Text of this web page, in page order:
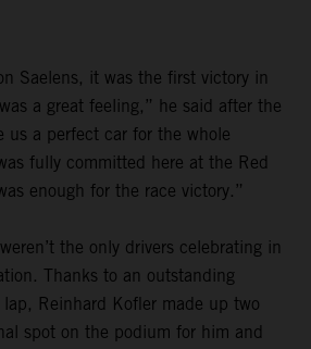
Saelens, it was the first victory in
a great feeling,” he said after the
us a perfect car for the whole
fully committed here at the Red
enough for the race victory.”
the only drivers celebrating in
Thanks to an outstanding
Reinhard Kofler made up two
spot on the podium for him and